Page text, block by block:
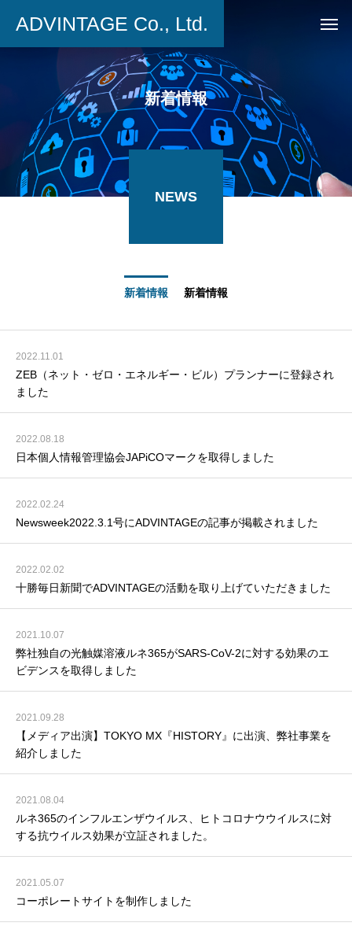
ADVINTAGE Co., Ltd.
新着情報
NEWS
新着情報 新着情報
2022.11.01
ZEB（ネット・ゼロ・エネルギー・ビル）プランナーに登録され
ました
2022.08.18
日本個人情報管理協会JAPiCOマークを取得しました
2022.02.24
Newsweek2022.3.1号にADVINTAGEの記事が掲載されました
2022.02.02
十勝毎日新聞でADVINTAGEの活動を取り上げていただきました
2021.10.07
弊社独自の光触媒溶液ルネ365がSARS-CoV-2に対する効果のエ
ビデンスを取得しました
2021.09.28
【メディア出演】TOKYO MX『HISTORY』に出演、弊社事業を
紹介しました
2021.08.04
ルネ365のインフルエンザウイルス、ヒトコロナウウイルスに対
する抗ウイルス効果が立証されました。
2021.05.07
コーポレートサイトを制作しました